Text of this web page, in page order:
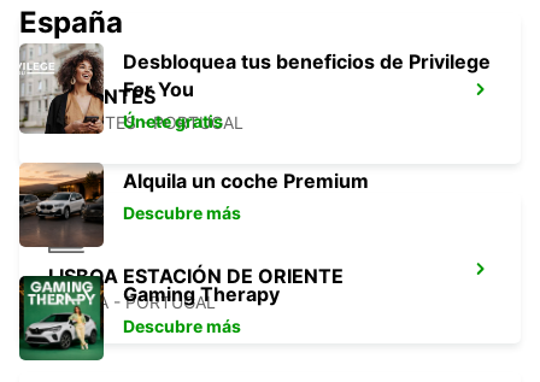
ABRANTES
ABRANTES - PORTUGAL
LISBOA ESTACIÓN DE ORIENTE
LISBOA - PORTUGAL
España
Desbloquea tus beneficios de Privilege
For You
Únete gratis
Alquila un coche Premium
Descubre más
Gaming Therapy
Descubre más